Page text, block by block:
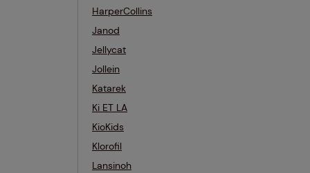
HarperCollins
Janod
Jellycat
Jollein
Katarek
Ki ET LA
KioKids
Klorofil
Lansinoh